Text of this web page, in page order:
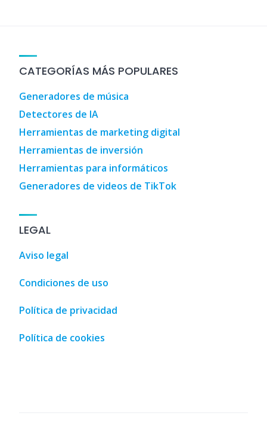
CATEGORÍAS MÁS POPULARES
Generadores de música
Detectores de IA
Herramientas de marketing digital
Herramientas de inversión
Herramientas para informáticos
Generadores de videos de TikTok
LEGAL
Aviso legal
Condiciones de uso
Política de privacidad
Política de cookies